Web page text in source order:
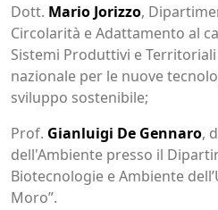
Dott. Mario Jorizzo,
Circolarità e Adattamento al
Sistemi Produttivi e Territoriali
nazionale per le nuove
sviluppo sostenibile;
Prof. Gianluigi De Gennaro,
dell'Ambiente presso il
Biotecnologie e Ambiente
Moro”.